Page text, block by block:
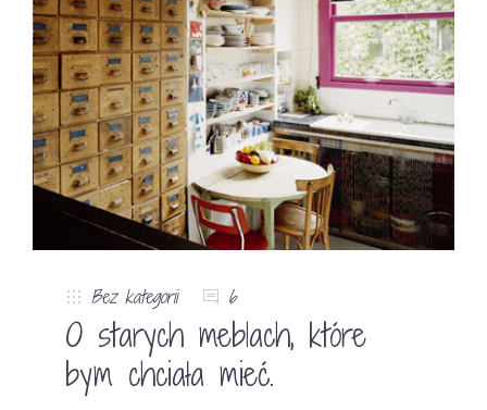
Bez kategorii 6
O starych meblach, które
bym chciała mieć.